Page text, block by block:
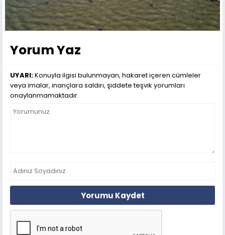
Yorum Yaz
UYARI:Konuyla ilgisi bulunmayan, hakaret içeren cümleler
veya imalar, inançlara saldırı, şiddete teşvik yorumları
onaylanmamaktadır.
Yorumu Kaydet